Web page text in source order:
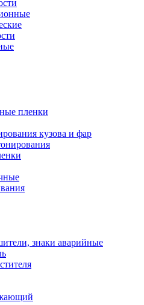
пленки
кузова и фар
знаки аварийные